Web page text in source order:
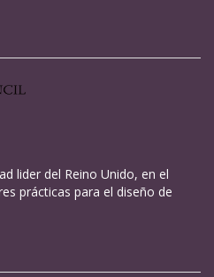
lider del Reino Unido, en el
prácticas para el diseño de